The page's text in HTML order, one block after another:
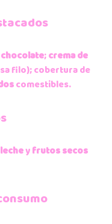
;crema de
filo); cobertura de
comestibles.
lecheyfrutos secos